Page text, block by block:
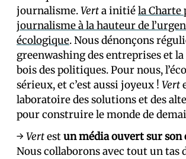
journalisme.Verta initiéla Charte
journalisme à la hauteur de
écologique. Nous dénonçons
greenwashing des entreprises et la
bois des politiques. Pour nous,
sérieux, et c’est aussi joyeux ! Vert
laboratoire des solutions et des
pour construire le monde de
→Vertestun média ouvert sur son
Nous collaborons avec tout un tas